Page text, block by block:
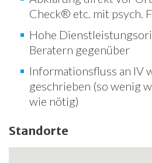
Check® etc. mit psych.
Hohe
Beratern gegenüber
Informationsfluss an IV
geschrieben (so wenig
wie nötig)
Standorte